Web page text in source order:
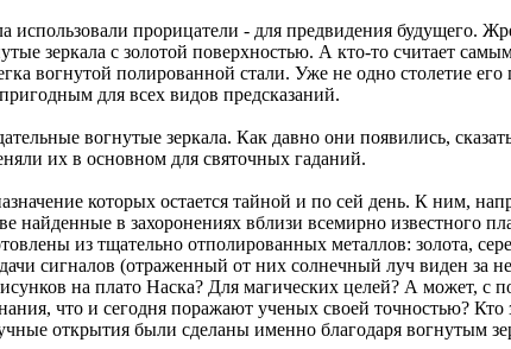
использовали прорицатели - для предвидения будущего.
зеркала с золотой поверхностью. А кто-то считает
вогнутой полированной стали. Уже не одно столетие его
для всех видов предсказаний.
вогнутые зеркала. Как давно они появились,
их в основном для святочных гаданий.
которых остается тайной и по сей день. К ним,
найденные в захоронениях вблизи всемирно известного
из тщательно отполированных металлов: золота,
сигналов (отраженный от них солнечный луч виден за
на плато Наска? Для магических целей? А может, с
что и сегодня поражают ученых своей точностью? Кто
открытия были сделаны именно благодаря вогнутым